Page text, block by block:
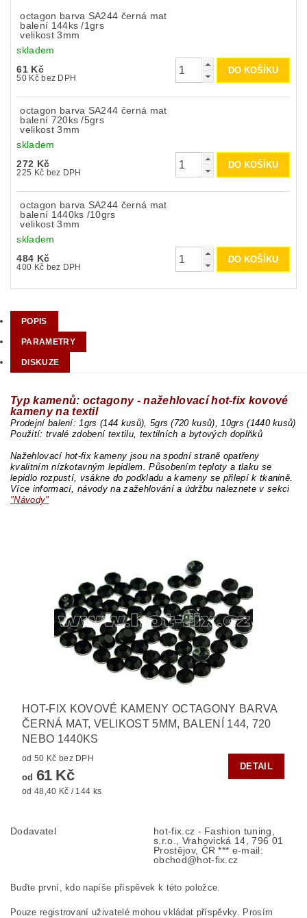
octagon barva SA244 černá mat
balení 144ks /1grs
velikost 3mm
skladem
61 Kč
50 Kč bez DPH
octagon barva SA244 černá mat
balení 720ks /5grs
velikost 3mm
skladem
272 Kč
225 Kč bez DPH
octagon barva SA244 černá mat
balení 1440ks /10grs
velikost 3mm
skladem
484 Kč
400 Kč bez DPH
POPIS
PARAMETRY
DISKUZE
Typ kamenů: octagony - nažehlovací hot-fix kovové
kameny na textil
Prodejní balení: 1grs (144 kusů), 5grs (720 kusů), 10grs (1440 kusů)
Použití: trvalé zdobení textilu, textilních a bytových doplňků
Nažehlovací hot-fix kameny jsou na spodní straně opatřeny
kvalitním nízkotavným lepidlem. Působením teploty a tlaku se
lepidlo rozpustí, vsákne do podkladu a kameny se přilepí k tkanině.
Více informací, návody na zažehlování a údržbu naleznete v sekci
"Návody"
HOT-FIX KOVOVÉ KAMENY OCTAGONY BARVA
ČERNÁ MAT, VELIKOST 5MM, BALENÍ 144, 720
NEBO 1440KS
od 50 Kč bez DPH
od 61 Kč
od 48,40 Kč / 144 ks
DETAIL
Dodavatel
hot-fix.cz - Fashion tuning,
s.r.o., Vrahovická 14, 796 01
Prostějov, ČR *** e-mail:
obchod@hot-fix.cz
Buďte první, kdo napíše příspěvek k této položce.
Pouze registrovaní uživatelé mohou vkládat příspěvky. Prosím